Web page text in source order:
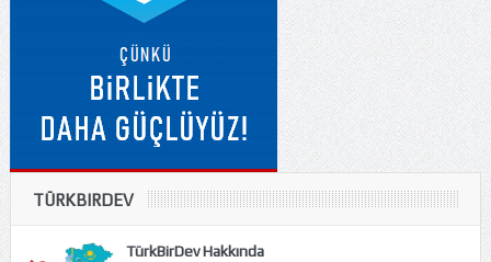
TÜRKBIRDEV
TürkBirDev Hakkında